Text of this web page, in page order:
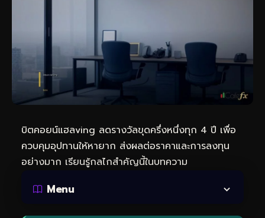
บิตคอยน์แฮลving ลดรางวัลขุดครึ่งหนึ่งทุก 4 ปี เพื่อ
ควบคุมอุปทานให้หายาก ส่งผลต่อราคาและการลงทุน
อย่างมาก เรียนรู้กลไกสำคัญนี้ในบทความ
Menu